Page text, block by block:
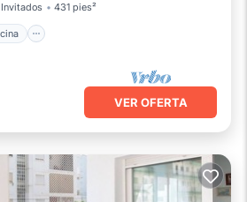
431 pies²
VER OFERTA